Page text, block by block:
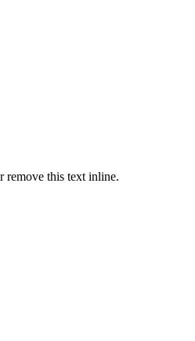
remove this text inline.